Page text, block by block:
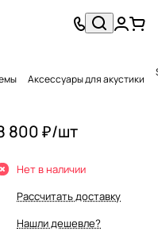
Аксессуары для акустики
800 ₽/шт
Нет в наличии
Рассчитать доставку
Нашли дешевле?